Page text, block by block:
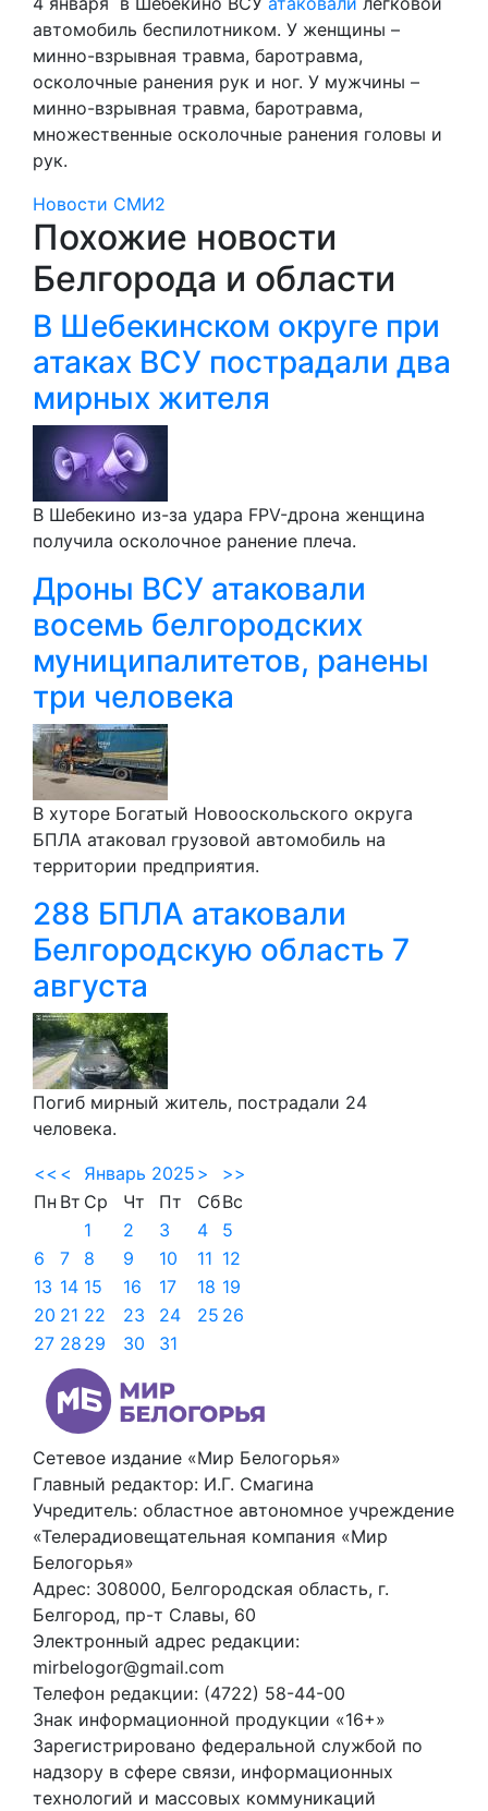
автомобиль беспилотником. У женщины –
минно-взрывная травма, баротравма,
осколочные ранения рук и ног. У мужчины –
минно-взрывная травма, баротравма,
множественные осколочные ранения головы и
рук.
Новости СМИ2
Похожие новости
Белгорода и области
В Шебекинском округе при
атаках ВСУ пострадали два
мирных жителя
В Шебекино из-за удара FPV-дрона женщина
получила осколочное ранение плеча.
Дроны ВСУ атаковали
восемь белгородских
муниципалитетов, ранены
три человека
В хуторе Богатый Новооскольского округа
БПЛА атаковал грузовой автомобиль на
территории предприятия.
288 БПЛА атаковали
Белгородскую область 7
августа
Погиб мирный житель, пострадали 24
человека.
<< < Январь 2025 >
>>
Пн Вт Ср Чт Пт СбВс
1
2 3 4
5
6
7 8 9 10 11 12
13 14 15 16 17 18 19
20 21 22 23 24 25 26
27 28 29 30 31
Сетевое издание «Мир Белогорья»
Главный редактор: И.Г. Смагина
Учредитель: областное автономное учреждение
«Телерадиовещательная компания «Мир
Белогорья»
Адрес: 308000, Белгородская область, г.
Белгород, пр-т Славы, 60
Электронный адрес редакции:
mirbelogor@gmail.com
Телефон редакции: (4722) 58-44-00
Знак информационной продукции «16+»
Зарегистрировано федеральной службой по
надзору в сфере связи, информационных
технологий и массовых коммуникаций